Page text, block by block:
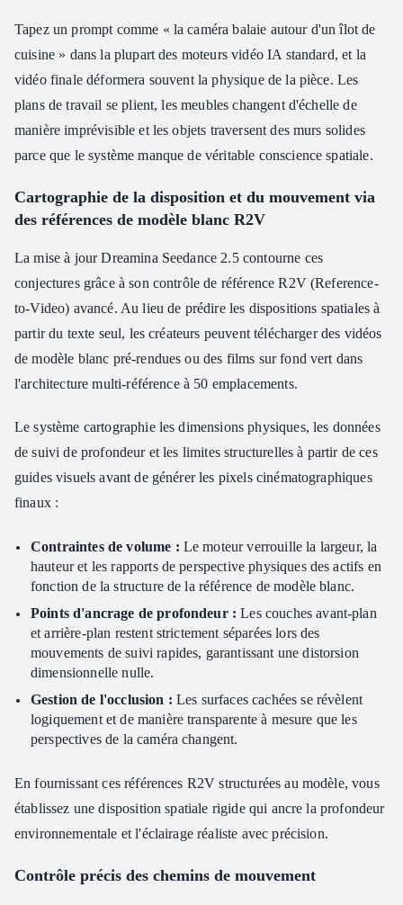
Tapez un prompt comme « la caméra balaie autour d'un îlot de
cuisine » dans la plupart des moteurs vidéo IA standard, et la
vidéo finale déformera souvent la physique de la pièce. Les
plans de travail se plient, les meubles changent d'échelle de
manière imprévisible et les objets traversent des murs solides
parce que le système manque de véritable conscience spatiale.
Cartographie de la disposition et du mouvement via
des références de modèle blanc R2V
La mise à jour Dreamina Seedance 2.5 contourne ces
conjectures grâce à son contrôle de référence R2V (Reference-
to-Video) avancé. Au lieu de prédire les dispositions spatiales à
partir du texte seul, les créateurs peuvent télécharger des vidéos
de modèle blanc pré-rendues ou des films sur fond vert dans
l'architecture multi-référence à 50 emplacements.
Le système cartographie les dimensions physiques, les données
de suivi de profondeur et les limites structurelles à partir de ces
guides visuels avant de générer les pixels cinématographiques
finaux :
Contraintes de volume : Le moteur verrouille la largeur, la
hauteur et les rapports de perspective physiques des actifs en
fonction de la structure de la référence de modèle blanc.
Points d'ancrage de profondeur : Les couches avant-plan
et arrière-plan restent strictement séparées lors des
mouvements de suivi rapides, garantissant une distorsion
dimensionnelle nulle.
Gestion de l'occlusion : Les surfaces cachées se révèlent
logiquement et de manière transparente à mesure que les
perspectives de la caméra changent.
En fournissant ces références R2V structurées au modèle, vous
établissez une disposition spatiale rigide qui ancre la profondeur
environnementale et l'éclairage réaliste avec précision.
Contrôle précis des chemins de mouvement